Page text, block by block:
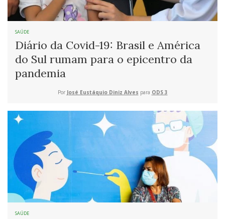
SAÚDE
Diário da Covid-19: Brasil e América
do Sul rumam para o epicentro da
pandemia
Por José Eustáquio Diniz Alves para ODS 3
SAÚDE